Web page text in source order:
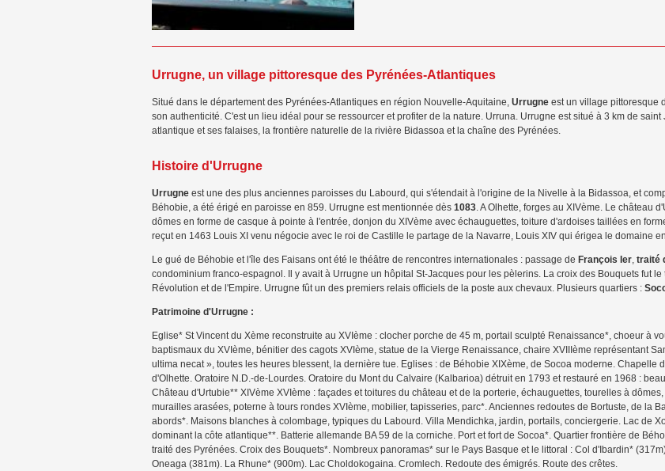
Urrugne, un village pittoresque des Pyrénées-Atlantiques
Situé dans le département des Pyrénées-Atlantiques en région Nouvelle-Aquitaine, Urrugne est un village pittoresque
son authenticité. C'est un lieu idéal pour se ressourcer et profiter de la nature. Urruna. Urrugne est situé à 3 km de
atlantique et ses falaises, la frontière naturelle de la rivière Bidassoa et la chaîne des Pyrénées.
Histoire d'Urrugne
Urrugne est une des plus anciennes paroisses du Labourd, qui s'étendait à l'origine de la Nivelle à la Bidassoa, et
Béhobie, a été érigé en paroisse en 859. Urrugne est mentionnée dès 1083. A Olhette, forges au XIVème. Le château
dômes en forme de casque à pointe à l'entrée, donjon du XIVème avec échauguettes, toiture d'ardoises taillées en
reçut en 1463 Louis XI venu négocie avec le roi de Castille le partage de la Navarre, Louis XIV qui érigea le domaine
Le gué de Béhobie et l'île des Faisans ont été le théâtre de rencontres internationales : passage de François Ier, traité
condominium franco-espagnol. Il y avait à Urrugne un hôpital St-Jacques pour les pèlerins. La croix des Bouquets fut
Révolution et de l'Empire. Urrugne fût un des premiers relais officiels de la poste aux chevaux. Plusieurs quartiers :
Patrimoine d'Urrugne :
Eglise* St Vincent du Xème reconstruite au XVIème : clocher porche de 45 m, portail sculpté Renaissance*, choeur à
baptismaux du XVIème, bénitier des cagots XVIème, statue de la Vierge Renaissance, chaire XVIIIème représentant
ultima necat », toutes les heures blessent, la dernière tue. Eglises : de Béhobie XIXème, de Socoa moderne.
d'Olhette. Oratoire N.D.-de-Lourdes. Oratoire du Mont du Calvaire (Kalbarioa) détruit en 1793 et restauré en 1968 :
Château d'Urtubie** XIVème XVIème : façades et toitures du château et de la porterie, échauguettes, tourelles à
murailles arasées, poterne à tours rondes XVIème, mobilier, tapisseries, parc*. Anciennes redoutes de Bortuste, de la
abords*. Maisons blanches à colombage, typiques du Labourd. Villa Mendichka, jardin, portails, conciergerie. Lac de
dominant la côte atlantique**. Batterie allemande BA 59 de la corniche. Port et fort de Socoa*. Quartier frontière de
traité des Pyrénées. Croix des Bouquets*. Nombreux panoramas* sur le Pays Basque et le littoral : Col d'Ibardin*
Oneaga (381m). La Rhune* (900m). Lac Choldokogaina. Cromlech. Redoute des émigrés. Route des crêtes.